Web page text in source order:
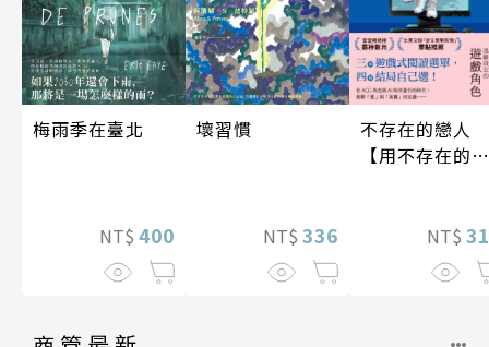
梅雨季在臺北
NT$ 400
壞習慣
NT$ 336
不存在的戀人
【用不存在的
NT$